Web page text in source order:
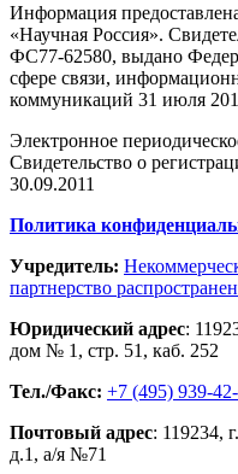
Информация
«Научная Россия».
ФС77-62580, выдано
сфере связи,
коммуникаций 31 июля
Электронное
Свидетельство о
30.09.2011
Политика
Учредитель:
партнерство
Юридический адрес:
дом № 1, стр. 51 , каб. 252
Тел./Факс: +7 (495) 939-
Почтовый адрес: 119234, г.
д.1 , а/я №71